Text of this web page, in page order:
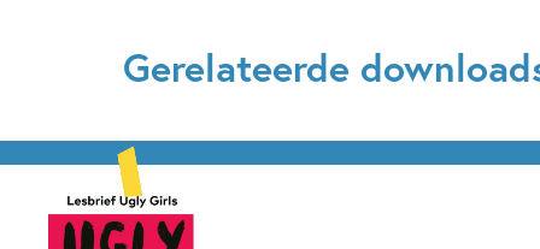
Gerelateerde